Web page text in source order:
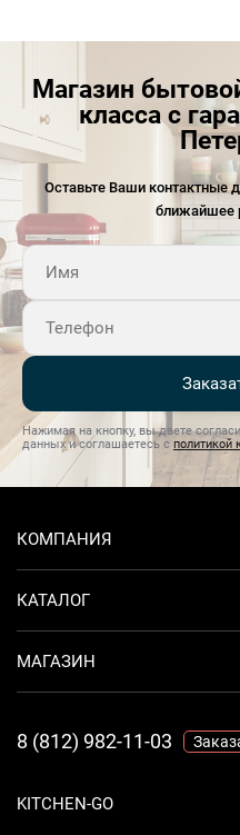
Магазин
класса с
Оставьте Ваши
ближайшее
Нажимая на кнопку, вы даете
данных и соглашаетесь с политикой
KITCHEN-GO
КОМПАНИЯ
КАТАЛОГ
МАГАЗИН
8 (812) 982-11-03